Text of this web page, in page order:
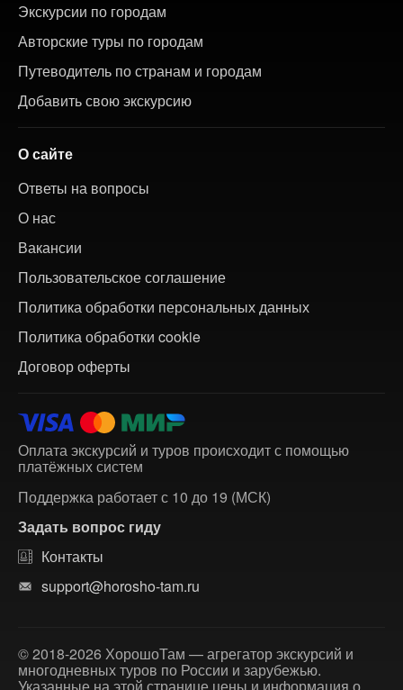
Экскурсии по городам
Авторские туры по городам
Путеводитель по странам и городам
Добавить свою экскурсию
О сайте
Ответы на вопросы
О нас
Вакансии
Пользовательское соглашение
Политика обработки персональных данных
Политика обработки cookie
Договор оферты
Оплата экскурсий и туров происходит с помощью
платёжных систем
Поддержка работает с 10 до 19 (МСК)
Задать вопрос гиду
Контакты
support@horosho-tam.ru
© 2018-2026 ХорошоТам — агрегатор экскурсий и
многодневных туров по России и зарубежью.